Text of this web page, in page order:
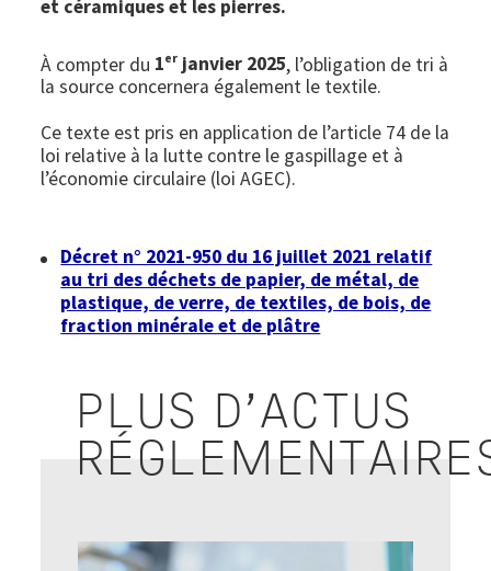
et céramiques et les pierres.
À compter du 1er janvier 2025, l’obligation de tri à
la source concernera également le textile.
Ce texte est pris en application de l’article 74 de la
loi relative à la lutte contre le gaspillage et à
l’économie circulaire (loi AGEC).
Décret n° 2021-950 du 16 juillet 2021 relatif
au tri des déchets de papier, de métal, de
plastique, de verre, de textiles, de bois, de
fraction minérale et de plâtre
PLUS D'ACTUS
Image